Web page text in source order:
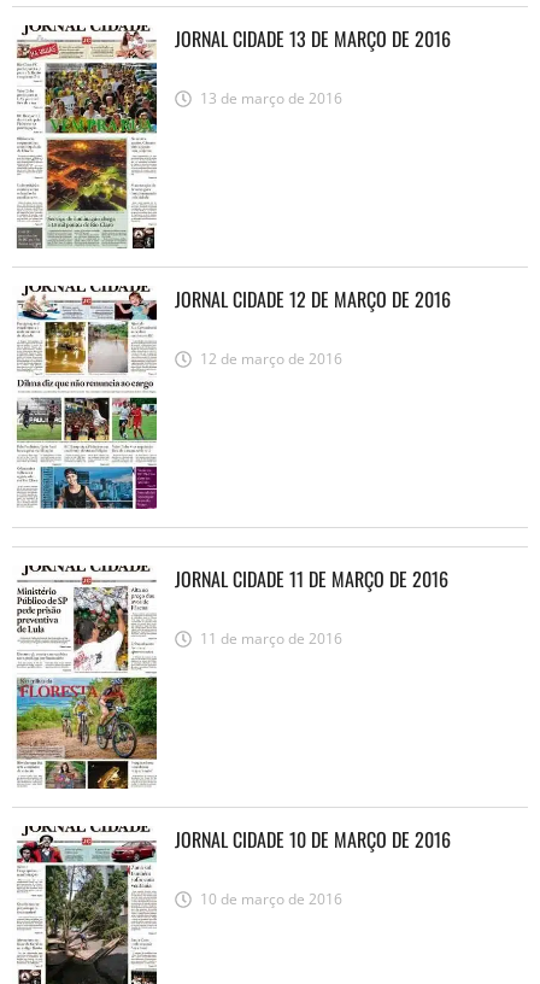
JORNAL CIDADE 13 DE MARÇO DE 2016
13 de março de 2016
JORNAL CIDADE 12 DE MARÇO DE 2016
12 de março de 2016
JORNAL CIDADE 11 DE MARÇO DE 2016
11 de março de 2016
JORNAL CIDADE 10 DE MARÇO DE 2016
10 de março de 2016